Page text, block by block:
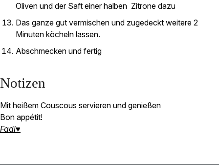
Oliven und der Saft einer halben Zitrone dazu
Das ganze gut vermischen und zugedeckt weitere 2
Minuten köcheln lassen.
Abschmecken und fertig
Notizen
Mit heißem Couscous servieren und genießen
Bon appétit!
Fadi♥